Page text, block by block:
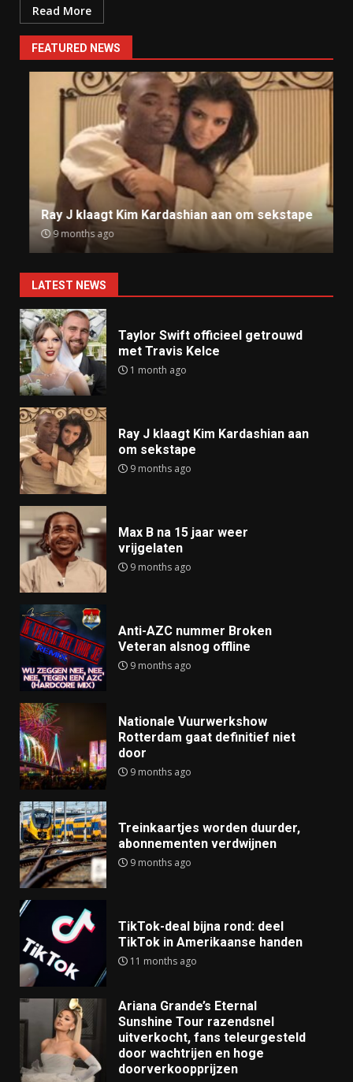
Read More
FEATURED NEWS
Ray J klaagt Kim Kardashian aan om sekstape
9 months ago
LATEST NEWS
Taylor Swift officieel getrouwd
met Travis Kelce
1 month ago
Ray J klaagt Kim Kardashian aan
om sekstape
9 months ago
Max B na 15 jaar weer
vrijgelaten
9 months ago
Anti-AZC nummer Broken
Veteran alsnog offline
9 months ago
Nationale Vuurwerkshow
Rotterdam gaat definitief niet
door
9 months ago
Treinkaartjes worden duurder,
abonnementen verdwijnen
9 months ago
TikTok-deal bijna rond: deel
TikTok in Amerikaanse handen
11 months ago
Ariana Grande’s Eternal
Sunshine Tour razendsnel
uitverkocht, fans teleurgesteld
door wachtrijen en hoge
doorverkoopprijzen